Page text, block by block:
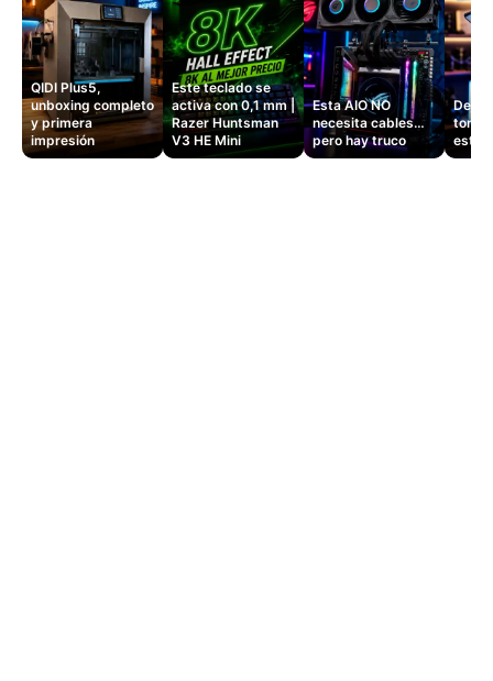
QIDI Plus5,
unboxing completo
y primera
impresión
Este teclado se
activa con 0,1 mm |
Razer Huntsman
V3 HE Mini
Esta AIO NO
necesita cables…
pero hay truco
Dejé
este